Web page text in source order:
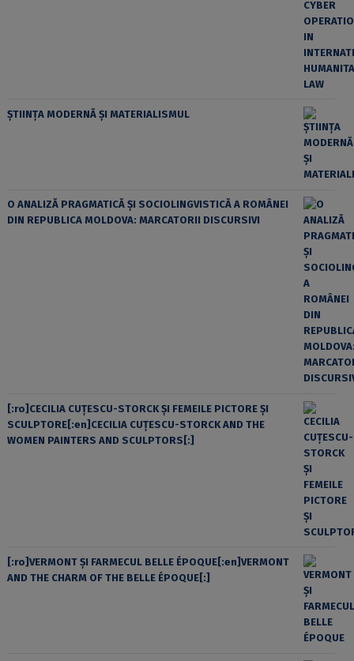
ȘTIINȚA MODERNĂ ȘI MATERIALISMUL
O ANALIZĂ PRAGMATICĂ ȘI SOCIOLINGVISTICĂ A ROMÂNEI
DIN REPUBLICA MOLDOVA: MARCATORII DISCURSIVI
[:ro]CECILIA CUŢESCU-STORCK ŞI FEMEILE PICTORE ŞI
SCULPTORE[:en]CECILIA CUŢESCU-STORCK AND THE
WOMEN PAINTERS AND SCULPTORS[:]
[:ro]VERMONT ȘI FARMECUL BELLE ÉPOQUE[:en]VERMONT
AND THE CHARM OF THE BELLE ÉPOQUE[:]